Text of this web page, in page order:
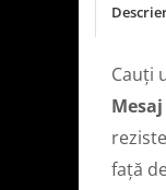
Cauți
față